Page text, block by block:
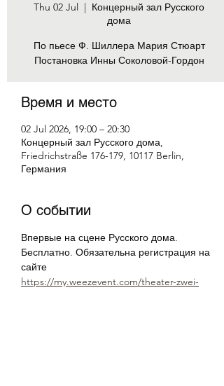
Thu 02 Jul
  |
Концерный зал Русского
дома
По пьесе Ф. Шиллера Мария Стюарт
Постановка Инны Соколовой-Гордон
Время и место
02 Jul 2026, 19:00 – 20:30
Концерный зал Русского дома,
Friedrichstraße 176-179, 10117 Berlin,
Германия
О событии
Впервые на сцене Русского дома.
Бесплатно. Обязательна регистрация на
сайте
https://my.weezevent.com/theater-zwei-